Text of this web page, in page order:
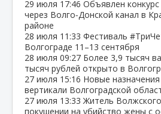
29 июля 17:46 Объявлен
через Волго‑Донской канал в
районе
28 июля 11:33 Фестиваль
Волгограде 11–13 сентября
28 июля 09:27 Более 3,9 тысяч
тысяч рублей открыто в
27 июля 15:16 Новые
вертикали Волгоградской
27 июля 13:33 Житель
покушении на убийство жены с